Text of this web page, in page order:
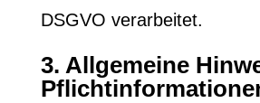
DSGVO verarbeitet.
3. Allgemeine